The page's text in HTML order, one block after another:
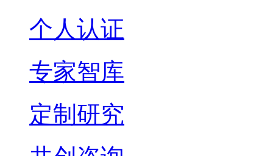
个人认证
专家智库
定制研究